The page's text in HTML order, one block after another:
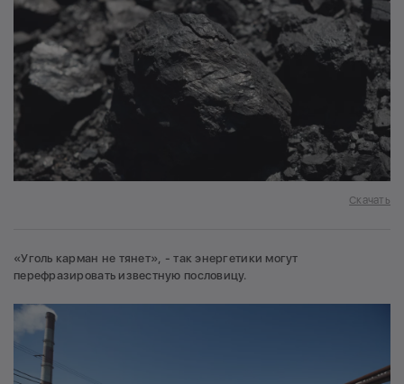
Скачать
«Уголь карман не тянет», - так энергетики могут
перефразировать известную пословицу.